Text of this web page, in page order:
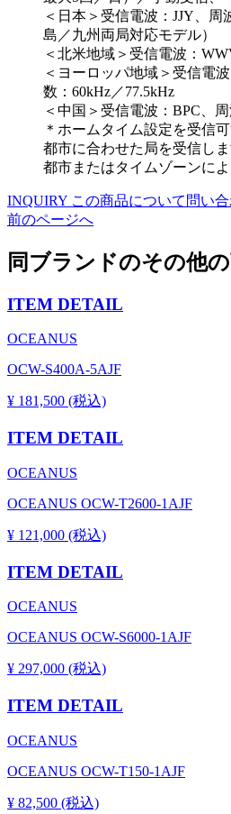
＜日本＞受信電波：JJY、周
島／九州両局対応モデル）
＜北米地域＞受信電波：
＜ヨーロッパ地域＞受信電
数：60kHz／77.5kHz
＜中国＞受信電波：BPC、
＊ホームタイム設定を受信
都市に合わせた局を受信し
都市またはタイムゾーンによ
INQUIRY この商品について問い
前のページへ
同ブランドのその他
ITEM DETAIL
OCEANUS
OCW-S400A-5AJF
¥ 181,500 (税込)
ITEM DETAIL
OCEANUS
OCEANUS OCW-T2600-1AJF
¥ 121,000 (税込)
ITEM DETAIL
OCEANUS
OCEANUS OCW-S6000-1AJF
¥ 297,000 (税込)
ITEM DETAIL
OCEANUS
OCEANUS OCW-T150-1AJF
¥ 82,500 (税込)